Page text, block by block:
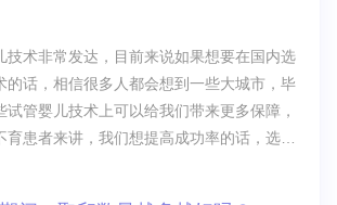
技术非常发达，目前来说如果想要在国内选
的话，相信很多人都会想到一些大城市，毕
试管婴儿技术上可以给我们带来更多保障，
育患者来讲，我们想提高成功率的话，选择